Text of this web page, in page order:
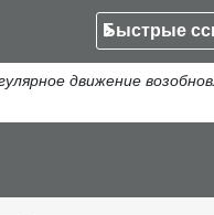
Быстрые
движение